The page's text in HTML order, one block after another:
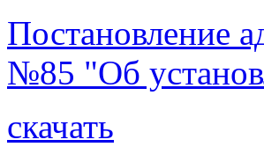
Постановление
№85 "Об
скачать